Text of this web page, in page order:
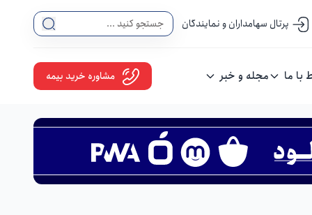
پرتال سهامداران و نمایندگان
با ما مجله و خبر مشاوره خرید بیمه